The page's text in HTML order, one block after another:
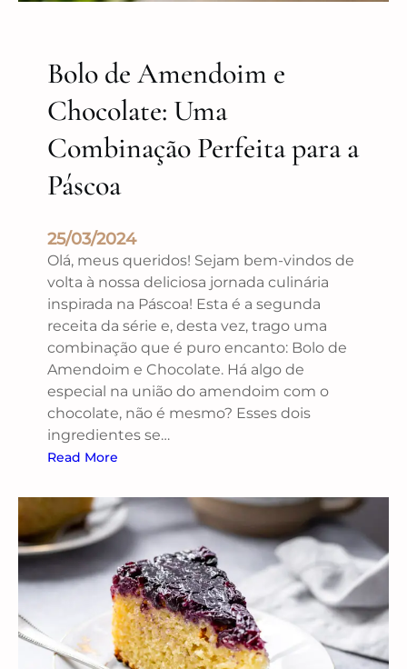
Bolo de Amendoim e
Chocolate: Uma
Combinação Perfeita para a
Páscoa
25/03/2024
Olá, meus queridos! Sejam bem-vindos de
volta à nossa deliciosa jornada culinária
inspirada na Páscoa! Esta é a segunda
receita da série e, desta vez, trago uma
combinação que é puro encanto: Bolo de
Amendoim e Chocolate. Há algo de
especial na união do amendoim com o
chocolate, não é mesmo? Esses dois
ingredientes se…
Read More